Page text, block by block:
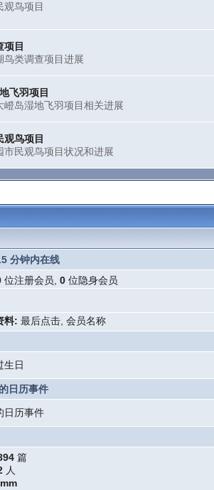
观鸟项目
项目
鸟类调查项目进展
飞羽项目
嶝岛湿地飞羽项目相关进展
观鸟项目
市民观鸟项目状况和进展
分钟内在线
位注册会员, 0位隐身会员
料: 最后点击, 会员名称
生日
日历事件
日历事件
篇
人